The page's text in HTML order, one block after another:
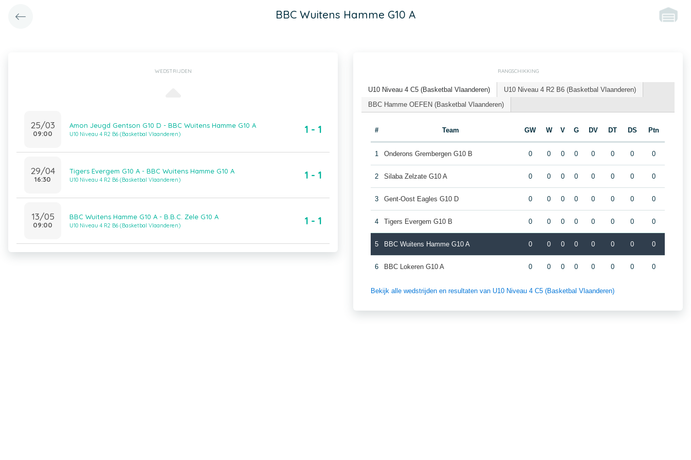
BBC Wuitens Hamme G10 A
WEDSTRIJDEN
25/03
09:00
Amon Jeugd Gentson G10 D - BBC Wuitens Hamme G10 A
U10 Niveau 4 R2 B6 (Basketbal Vlaanderen) 1 - 1
29/04
16:30
Tigers Evergem G10 A - BBC Wuitens Hamme G10 A
U10 Niveau 4 R2 B6 (Basketbal Vlaanderen) 1 - 1
13/05
09:00
BBC Wuitens Hamme G10 A - B.B.C. Zele G10 A
U10 Niveau 4 R2 B6 (Basketbal Vlaanderen) 1 - 1
RANGSCHIKKING
U10 Niveau 4 C5 (Basketbal Vlaanderen)
U10 Niveau 4 R2 B6 (Basketbal Vlaanderen)
BBC Hamme OEFEN (Basketbal Vlaanderen)
# Team GW W V G DV DT DS Ptn
1 Onderons Grembergen G10 B 0 0 0 0 0 0 0 0
2 Silaba Zelzate G10 A 0 0 0 0 0 0 0 0
3 Gent-Oost Eagles G10 D 0 0 0 0 0 0 0 0
4 Tigers Evergem G10 B 0 0 0 0 0 0 0 0
5 BBC Wuitens Hamme G10 A 0 0 0 0 0 0 0 0
6 BBC Lokeren G10 A 0 0 0 0 0 0 0 0
Bekijk alle wedstrijden en resultaten van U10 Niveau 4 C5 (Basketbal Vlaanderen)